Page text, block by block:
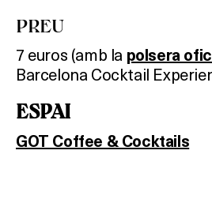
PREU
7 euros (amb la polsera
Barcelona Cocktail
ESPAI
GOT Coffee & Cocktails